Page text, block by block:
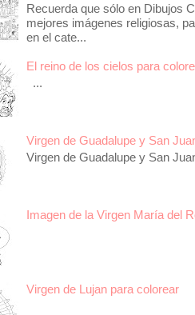
Recuerda que sólo en Dibujos
mejores imágenes religiosas,
en el cate...
El reino de los cielos para
...
Virgen de Guadalupe y San
Virgen de Guadalupe y San
Imagen de la Virgen María del
Virgen de Lujan para colorear